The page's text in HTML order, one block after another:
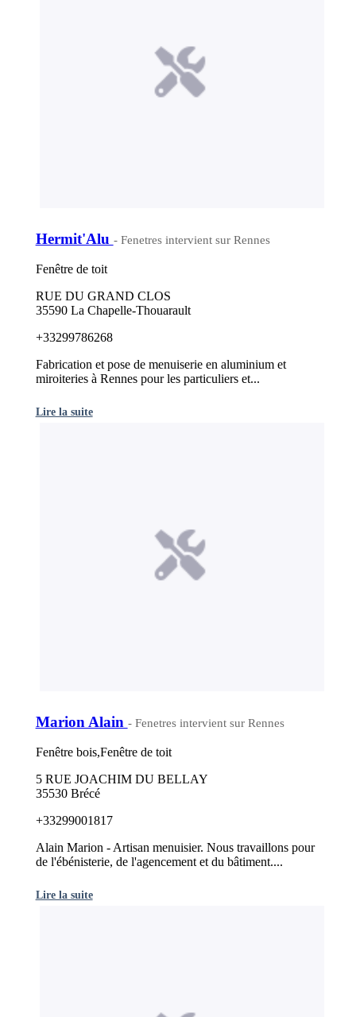
Hermit'Alu - Fenetres intervient sur Rennes
Fenêtre de toit
RUE DU GRAND CLOS
35590 La Chapelle-Thouarault
+33299786268
Fabrication et pose de menuiserie en aluminium et
miroiteries à Rennes pour les particuliers et...
Lire la suite
Marion Alain - Fenetres intervient sur Rennes
Fenêtre bois,Fenêtre de toit
5 RUE JOACHIM DU BELLAY
35530 Brécé
+33299001817
Alain Marion - Artisan menuisier. Nous travaillons pour
de l'ébénisterie, de l'agencement et du bâtiment....
Lire la suite